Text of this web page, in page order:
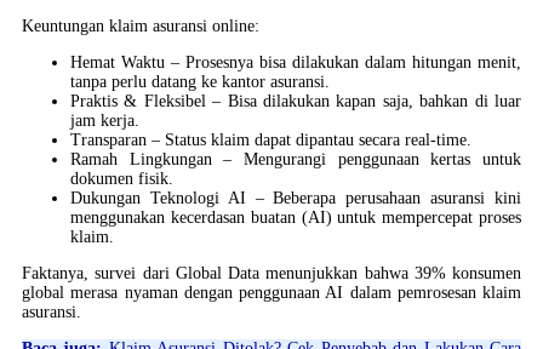
Keuntungan klaim asuransi online:
Hemat Waktu – Prosesnya bisa dilakukan dalam hitungan menit,
tanpa perlu datang ke kantor asuransi.
Praktis & Fleksibel – Bisa dilakukan kapan saja, bahkan di luar
jam kerja.
Transparan – Status klaim dapat dipantau secara real-time.
Ramah Lingkungan – Mengurangi penggunaan kertas untuk
dokumen fisik.
Dukungan Teknologi AI – Beberapa perusahaan asuransi kini
menggunakan kecerdasan buatan (AI) untuk mempercepat proses
klaim.
Faktanya, survei dari Global Data menunjukkan bahwa 39% konsumen
global merasa nyaman dengan penggunaan AI dalam pemrosesan klaim
asuransi.